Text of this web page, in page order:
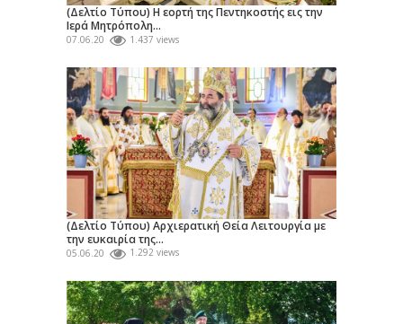
(Δελτίο Τύπου) Η εορτή της Πεντηκοστής εις την
Ιερά Μητρόπολη...
07.06.20 1.437 views
(Δελτίο Τύπου) Αρχιερατική Θεία Λειτουργία με
την ευκαιρία της...
05.06.20 1.292 views